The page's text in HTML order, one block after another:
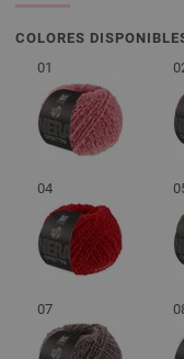
COLORES
01
04
07